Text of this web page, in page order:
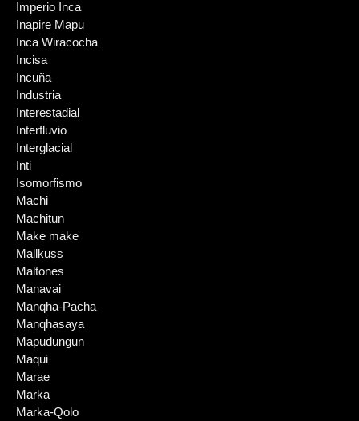
Imperio Inca
Inapire Mapu
Inca Wiracocha
Incisa
Incuña
Industria
Interestadial
Interfluvio
Interglacial
Inti
Isomorfismo
Machi
Machitun
Make make
Mallkuss
Maltones
Manavai
Manqha-Pacha
Manqhasaya
Mapudungun
Maqui
Marae
Marka
Marka-Qolo